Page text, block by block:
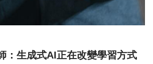
：生成式AI正在改變學習方式